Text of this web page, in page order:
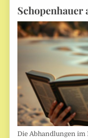
Schopenhauer
Die Abhandlungen im